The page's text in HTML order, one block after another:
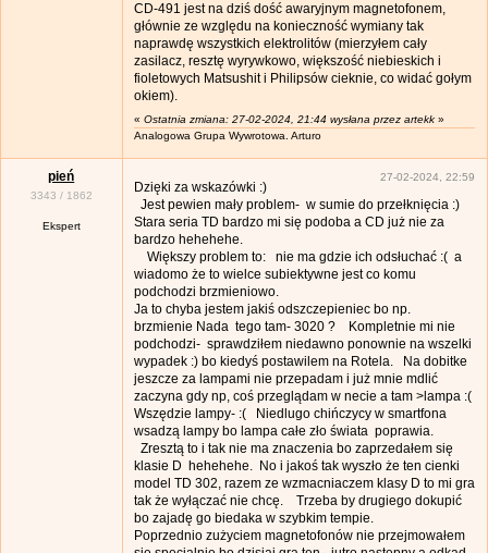
CD-491 jest na dziś dość awaryjnym magnetofonem,
głównie ze względu na konieczność wymiany tak
naprawdę wszystkich elektrolitów (mierzyłem cały
zasilacz, resztę wyrywkowo, większość niebieskich i
fioletowych Matsushit i Philipsów cieknie, co widać gołym
okiem).
« Ostatnia zmiana: 27-02-2024, 21:44 wysłana przez artekk»
Analogowa Grupa Wywrotowa. Arturo
pień
3343 / 1862
Ekspert
27-02-2024, 22:59
Dzięki za wskazówki :)
Jest pewien mały problem- w sumie do przełknięcia :)
Stara seria TD bardzo mi się podoba a CD już nie za
bardzo hehehehe.
Większy problem to: nie ma gdzie ich odsłuchać :( a
wiadomo że to wielce subiektywne jest co komu
podchodzi brzmieniowo.
Ja to chyba jestem jakiś odszczepieniec bo np.
brzmienie Nada tego tam- 3020 ? Kompletnie mi nie
podchodzi- sprawdziłem niedawno ponownie na wszelki
wypadek :) bo kiedyś postawilem na Rotela. Na dobitke
jeszcze za lampami nie przepadam i już mnie mdlić
zaczyna gdy np, coś przeglądam w necie a tam >lampa :(
Wszędzie lampy- :( Niedlugo chińczycy w smartfona
wsadzą lampy bo lampa całe zło świata poprawia.
Zresztą to i tak nie ma znaczenia bo zaprzedałem się
klasie D hehehehe. No i jakoś tak wyszło że ten cienki
model TD 302, razem ze wzmacniaczem klasy D to mi gra
tak że wyłączać nie chcę. Trzeba by drugiego dokupić
bo zajadę go biedaka w szybkim tempie.
Poprzednio zużyciem magnetofonów nie przejmowałem